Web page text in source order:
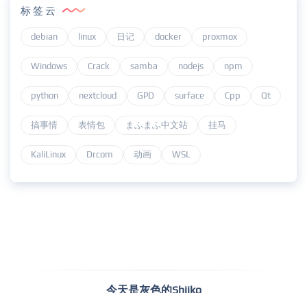
标签云
debian linux 日记 docker proxmox
Windows Crack samba nodejs npm
python nextcloud GPD surface Cpp Qt
搞事情 表情包 まふまふ中文站 挂马
KaliLinux Drcom 动画 WSL
今天是灰色的Shiiko